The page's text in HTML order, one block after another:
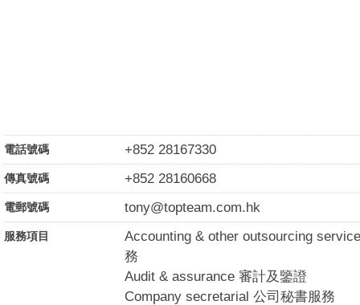
電話號碼 +852 28167330
傳真號碼 +852 28160668
電郵號碼 tony@topteam.com.hk
服務項目
Accounting & other outsourcing
務
Audit & assurance 審計及鑒證
Company secretarial 公司秘書服務